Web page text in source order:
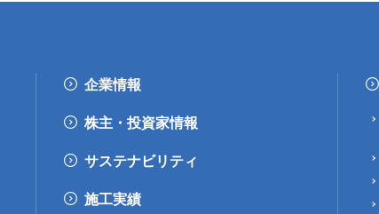
企業情報
株主・投資家情報
サステナビリティ
施工実績